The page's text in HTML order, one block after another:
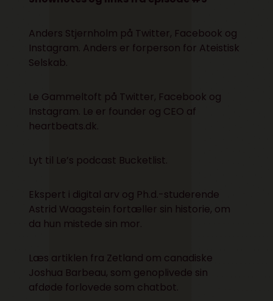
Anders Stjernholm på Twitter, Facebook og
Instagram. Anders er forperson for Ateistisk
Selskab.
Le Gammeltoft på Twitter, Facebook og
Instagram. Le er founder og CEO af
heartbeats.dk.
Lyt til Le’s podcast Bucketlist.
Ekspert i digital arv og Ph.d.-studerende
Astrid Waagstein fortæller sin historie, om
da hun mistede sin mor.
Læs artiklen fra Zetland om canadiske
Joshua Barbeau, som genoplivede sin
afdøde forlovede som chatbot.